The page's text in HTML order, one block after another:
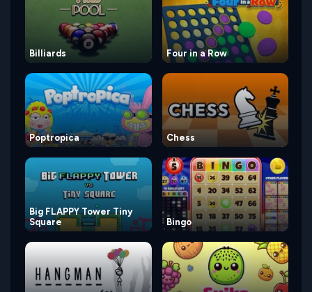
Billiards Four in a Row
Poptropica Chess
Big FLAPPY Tower Tiny
Square
Bingo